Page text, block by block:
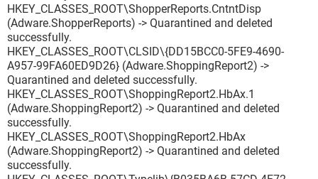
HKEY_CLASSES_ROOT\ShopperReports.CntntDisp
(Adware.ShopperReports) -> Quarantined and deleted
successfully.
HKEY_CLASSES_ROOT\CLSID\{DD15BCC0-5FE9-4690-
A957-99FA60ED9D26} (Adware.ShoppingReport2) ->
Quarantined and deleted successfully.
HKEY_CLASSES_ROOT\ShoppingReport2.HbAx.1
(Adware.ShoppingReport2) -> Quarantined and deleted
successfully.
HKEY_CLASSES_ROOT\ShoppingReport2.HbAx
(Adware.ShoppingReport2) -> Quarantined and deleted
successfully.